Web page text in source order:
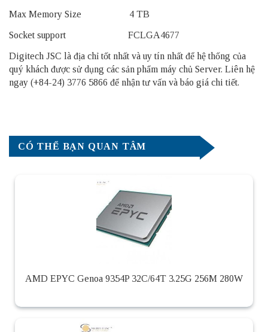
Max Memory Size 4 TB
Socket support FCLGA4677
Digitech JSC là địa chỉ tốt nhất và uy tín nhất để hệ thống của
quý khách được sử dụng các sản phẩm máy chủ Server. Liên hệ
ngay (+84-24) 3776 5866 để nhận tư vấn và báo giá chi tiết.
CÓ THỂ BẠN QUAN TÂM
AMD EPYC Genoa 9354P 32C/64T 3.25G 256M 280W